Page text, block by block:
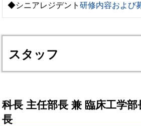
◆シニアレジデント研修内容および
スタッフ
科長 主任部長 兼 臨床工学
長